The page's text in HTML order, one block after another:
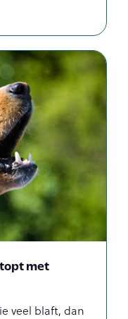
met
veel blaft, dan